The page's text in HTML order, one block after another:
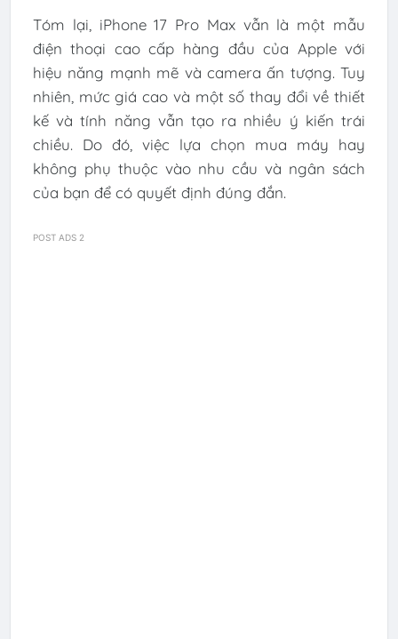
Tóm lại, iPhone 17 Pro Max vẫn là một mẫu
điện thoại cao cấp hàng đầu của Apple với
hiệu năng mạnh mẽ và camera ấn tượng. Tuy
nhiên, mức giá cao và một số thay đổi về thiết
kế và tính năng vẫn tạo ra nhiều ý kiến trái
chiều. Do đó, việc lựa chọn mua máy hay
không phụ thuộc vào nhu cầu và ngân sách
của bạn để có quyết định đúng đắn.
POST ADS 2